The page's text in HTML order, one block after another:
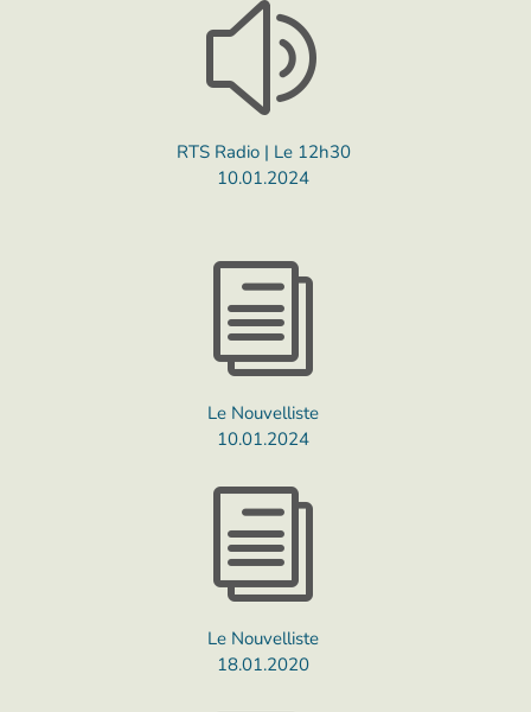
z
RTS Radio | Le 12h30
10.01.2024
i
Le Nouvelliste
10.01.2024
i
Le Nouvelliste
18.01.2020